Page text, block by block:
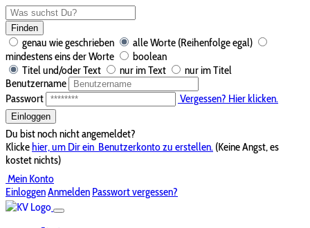
Finden
genau wie geschrieben
alle Worte (Reihenfolge egal)
mindestens eins der Worte
boolean
Titel und/oder Text
nur im Text
nur im Titel
Benutzername
Passwort
Vergessen? Hier klicken.
Einloggen
Du bist noch nicht angemeldet?
Klickehier, um Dir ein Benutzerkonto zu erstellen. (Keine Angst, es
kostet nichts)
Mein Konto
EinloggenAnmelden Passwort vergessen?